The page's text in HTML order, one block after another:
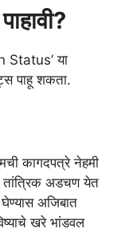
Status’ या
पाहू शकता.
कागदपत्रे नेहमी
तांत्रिक अडचण येत
अजिबात
खरे भांडवल